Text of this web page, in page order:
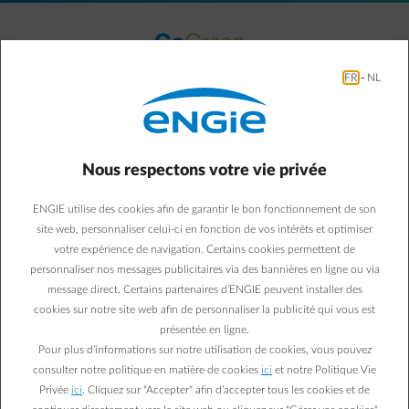
Le parc éolien de Olen
FR - NL
Nous respectons votre vie privée
ENGIE utilise des cookies afin de garantir le bon fonctionnement de son
site web, personnaliser celui-ci en fonction de vos intérêts et optimiser
votre expérience de navigation. Certains cookies permettent de
personnaliser nos messages publicitaires via des bannières en ligne ou via
message direct. Certains partenaires d’ENGIE peuvent installer des
cookies sur notre site web afin de personnaliser la publicité qui vous est
présentée en ligne.
Pour plus d’informations sur notre utilisation de cookies, vous pouvez
consulter notre politique en matière de cookies ici et notre Politique Vie
Privée ici . Cliquez sur "Accepter" afin d’accepter tous les cookies et de